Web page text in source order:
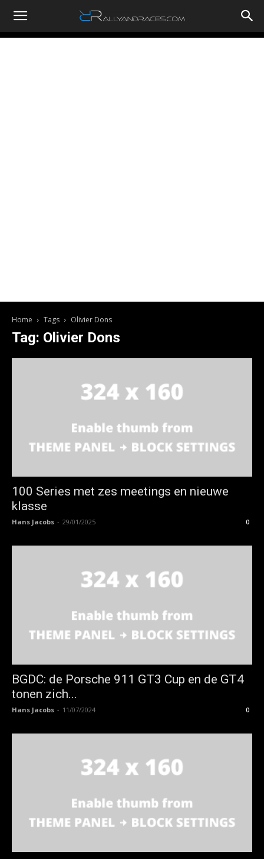
RallyandRaces.com
Home Tags Olivier Dons
Tag: Olivier Dons
100 Series met zes meetings en nieuwe
klasse
Hans Jacobs - 29/01/2025 0
BGDC: de Porsche 911 GT3 Cup en de GT4
tonen zich...
Hans Jacobs - 11/07/2024 0